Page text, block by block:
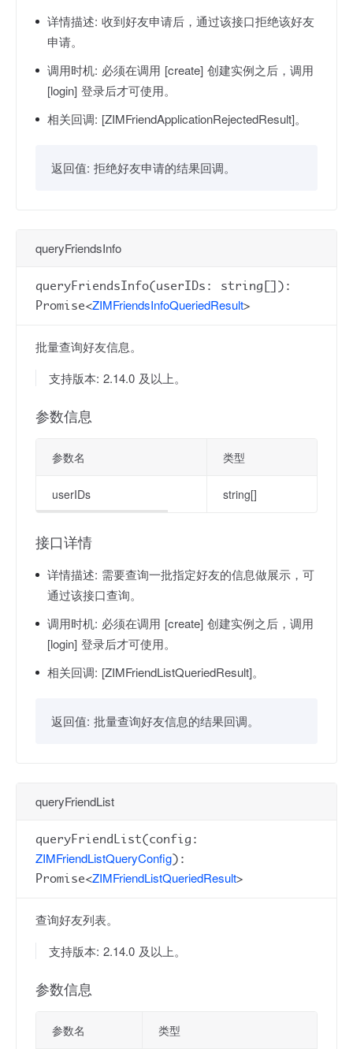
详情描述: 收到好友申请后，通过该接口拒绝该好友
申请。
调用时机: 必须在调用 [create] 创建实例之后，调用
[login] 登录后才可使用。
相关回调: [ZIMFriendApplicationRejectedResult]。
返回值: 拒绝好友申请的结果回调。
queryFriendsInfo
queryFriendsInfo(userIDs: string[]):
Promise<ZIMFriendsInfoQueriedResult>
批量查询好友信息。
支持版本: 2.14.0 及以上。
参数信息
参数名 类型
userIDs string[]
接口详情
详情描述: 需要查询一批指定好友的信息做展示，可
通过该接口查询。
调用时机: 必须在调用 [create] 创建实例之后，调用
[login] 登录后才可使用。
相关回调: [ZIMFriendListQueriedResult]。
返回值: 批量查询好友信息的结果回调。
queryFriendList
queryFriendList(config:
ZIMFriendListQueryConfig):
Promise<ZIMFriendListQueriedResult>
查询好友列表。
支持版本: 2.14.0 及以上。
参数信息
参数名 类型